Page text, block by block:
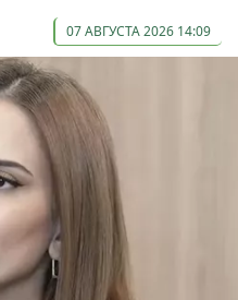
07 АВГУСТА 2026 14:09